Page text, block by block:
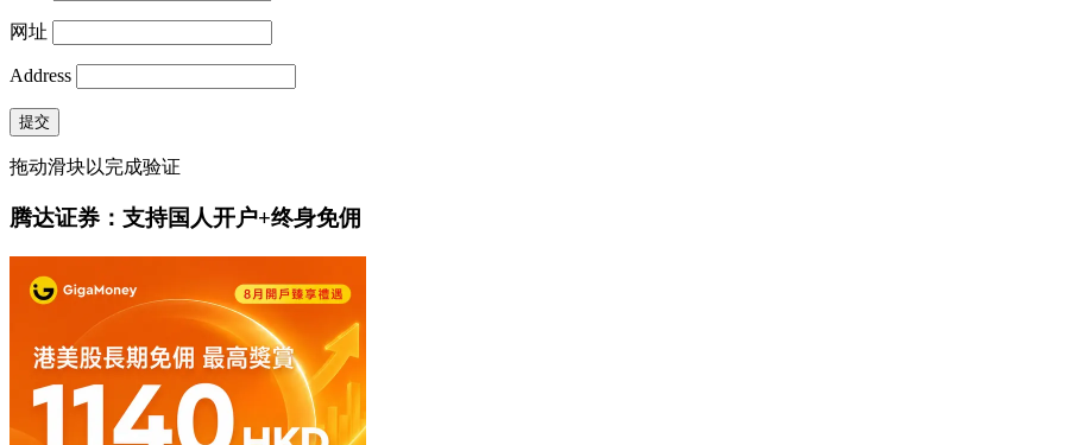
网址
Address
提交
拖动滑块以完成验证
腾达证券：支持国人开户+终身免佣